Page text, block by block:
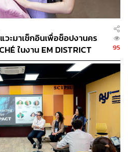
างวัล Silver สาขา Excellence
จากผลงาน Application-
& Retention ที่ใช้ข้อมูล
การทำความเข้าใจความ
เพิ่มทั้งการเติบโตของฐานลูกค้า
มสัมพันธ์กับลูกค้าปัจจุบันอย่าง
วะมาเช็กอินเพื่อช็อปงานคร
ในงาน EM DISTRICT
NEWS]
95